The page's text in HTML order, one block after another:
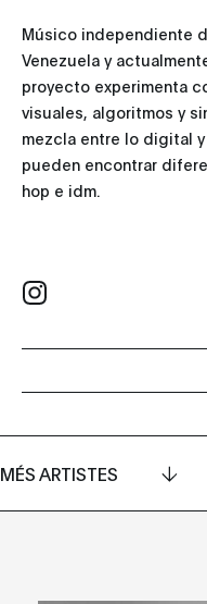
Músico independiente
Venezuela y
proyecto experimenta
visuales, algoritmos y
mezcla entre lo digital
pueden encontrar
hop e idm.
MÉS ARTISTES